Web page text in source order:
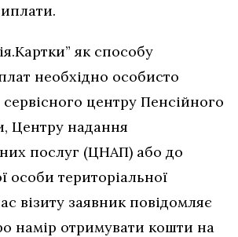
як способу
необхідно особисто
центру Пенсійного
Центру надання
послуг (ЦНАП) або до
особи територіальної
візиту заявник повідомляє
намір отримувати кошти на